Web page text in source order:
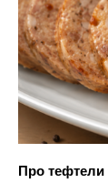
Про тефтели